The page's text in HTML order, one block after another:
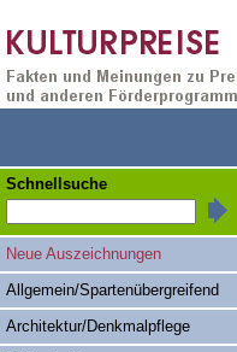
Schnellsuche
Neue Auszeichnungen
Allgemein/Spartenübergreifend
Architektur/Denkmalpflege